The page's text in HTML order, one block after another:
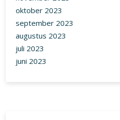
oktober 2023
september 2023
augustus 2023
juli 2023
juni 2023